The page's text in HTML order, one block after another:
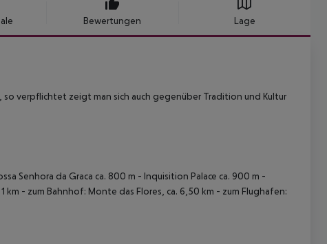
Bewertungen Lage
verpflichtet zeigt man sich auch gegenüber Tradition und Kultur
Senhora da Graca ca. 800 m - Inquisition Palace ca. 900 m -
km - zum Bahnhof: Monte das Flores, ca. 6,50 km - zum Flughafen: